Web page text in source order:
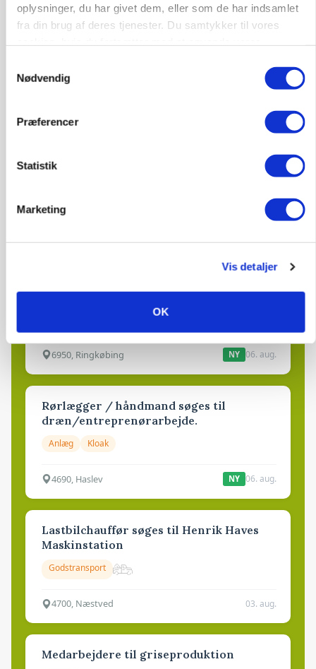
oplysninger, du har givet dem, eller som de har indsamlet
fra din brug af deres tjenester. Du samtykker til vores
Nødvendig
Præferencer
Statistik
Marketing
Vis detaljer
OK
MASKINER
Trainee placement Ringkøbing
6950, Ringkøbing NY 06. aug.
Rørlægger / håndmand søges til
dræn/entreprenørarbejde.
Anlæg Kloak
4690, Haslev NY 06. aug.
Lastbilchauffør søges til Henrik Haves
Maskinstation
Godstransport
4700, Næstved 03. aug.
Medarbejdere til griseproduktion